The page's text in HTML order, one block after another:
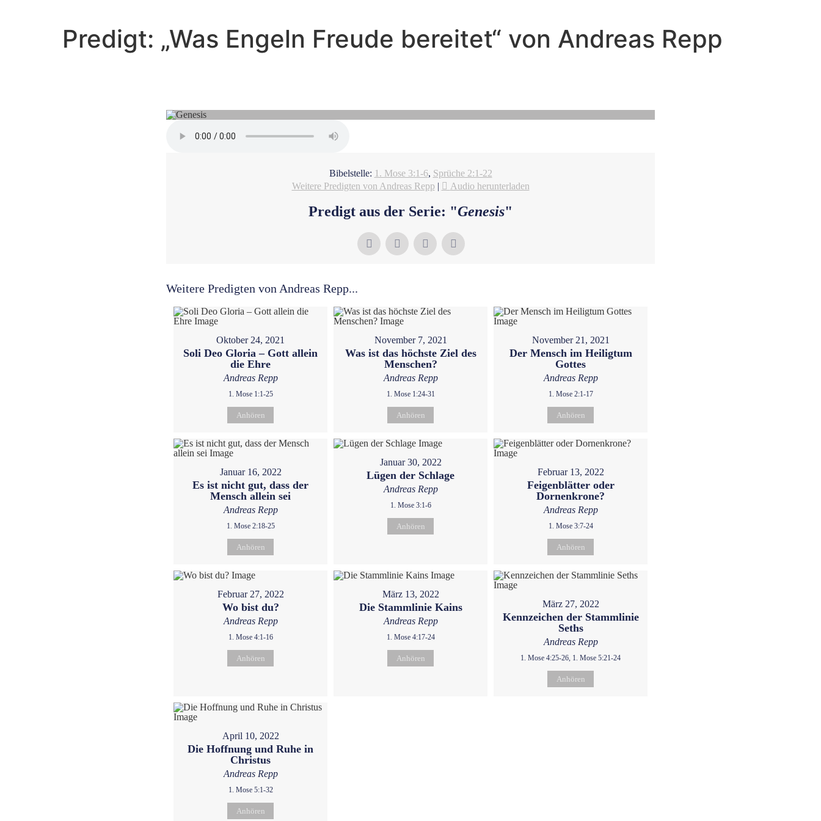
Predigt: „Was Engeln Freude bereitet“ von Andreas Repp
Bibelstelle: 1. Mose 3:1-6, Sprüche 2:1-22
Weitere Predigten von Andreas Repp | Audio herunterladen
Predigt aus der Serie: "Genesis"
Weitere Predigten von Andreas Repp...
Oktober 24, 2021
Soli Deo Gloria – Gott allein
die Ehre
Andreas Repp
1. Mose 1:1-25
Anhören
November 7, 2021
Was ist das höchste Ziel des
Menschen?
Andreas Repp
1. Mose 1:24-31
Anhören
November 21, 2021
Der Mensch im Heiligtum
Gottes
Andreas Repp
1. Mose 2:1-17
Anhören
Januar 16, 2022
Es ist nicht gut, dass der
Mensch allein sei
Andreas Repp
1. Mose 2:18-25
Anhören
Januar 30, 2022
Lügen der Schlage
Andreas Repp
1. Mose 3:1-6
Anhören
Februar 13, 2022
Feigenblätter oder
Dornenkrone?
Andreas Repp
1. Mose 3:7-24
Anhören
Februar 27, 2022
Wo bist du?
Andreas Repp
1. Mose 4:1-16
Anhören
März 13, 2022
Die Stammlinie Kains
Andreas Repp
1. Mose 4:17-24
Anhören
März 27, 2022
Kennzeichen der Stammlinie
Seths
Andreas Repp
1. Mose 4:25-26, 1. Mose 5:21-24
Anhören
April 10, 2022
Die Hoffnung und Ruhe in
Christus
Andreas Repp
1. Mose 5:1-32
Anhören